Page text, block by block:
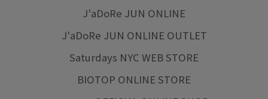
J'aDoRe JUN ONLINE
J'aDoRe JUN ONLINE OUTLET
Saturdays NYC WEB STORE
BIOTOP ONLINE STORE